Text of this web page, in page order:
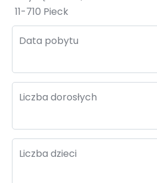
11-710 Pieck
Data pobytu
Liczba dorosłych
Liczba dzieci